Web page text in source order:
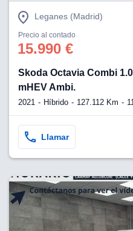
Leganes (Madrid)
Precio al contado
15.990 €
Skoda Octavia Combi
mHEV Ambi.
2021 Híbrido 127.112 Km
Llamar